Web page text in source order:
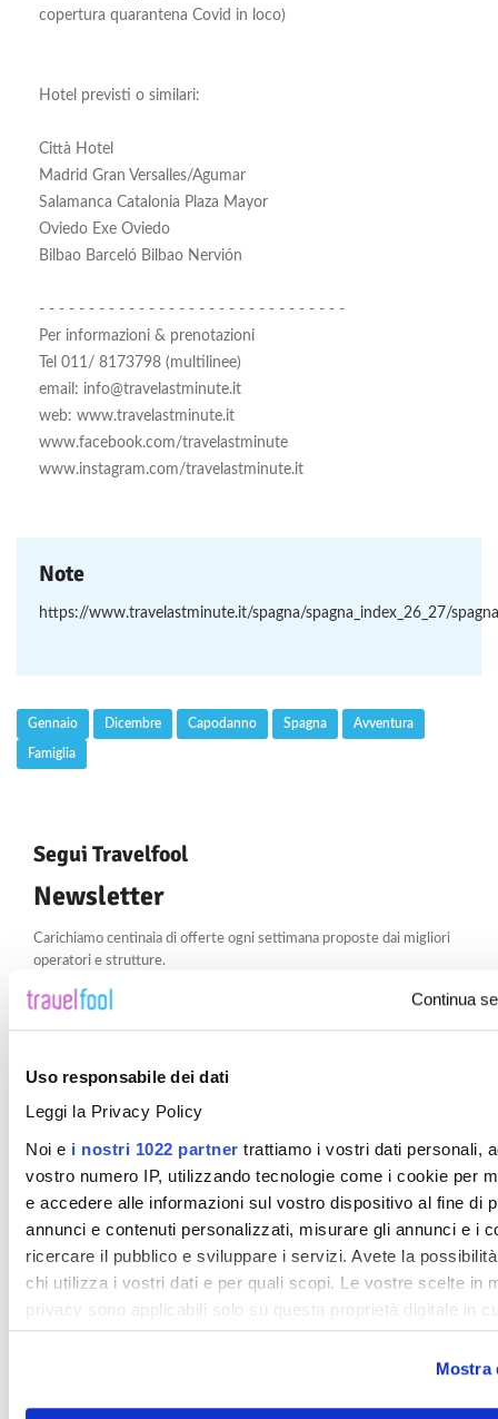
Continua
Uso responsabile dei dati
Leggi la Privacy Policy
Noi e i nostri 1022 partner trattiamo i vostri dati personali,
vostro numero IP, utilizzando tecnologie come i cookie per
e accedere alle informazioni sul vostro dispositivo al fine di
annunci e contenuti personalizzati, misurare gli annunci e i
ricercare il pubblico e sviluppare i servizi. Avete la
chi utilizza i vostri dati e per quali scopi. Le vostre scelte in
privacy sono applicabili solo su questa proprietà digitale in
effettuato le vostre scelte. È possibile modificare o revocare
consenso in qualsiasi momento dalla Dichiarazione suiMostra
copertura quarantena Covid in loco)
Hotel previsti o similari:
Città Hotel
Madrid Gran Versalles/Agumar
Salamanca Catalonia Plaza Mayor
Oviedo Exe Oviedo
Bilbao Barceló Bilbao Nervión
- - - - - - - - - - - - - - - - - - - - - - - - - - - - - - -
Per informazioni & prenotazioni
Tel 011/ 8173798 (multilinee)
email: info@travelastminute.it
web: www.travelastminute.it
www.facebook.com/travelastminute
www.instagram.com/travelastminute.it
Note
https://www.travelastminute.it/spagna/spagna_index_26_27/
Gennaio Dicembre Capodanno Spagna Avventura
Famiglia
Segui Travelfool
Newsletter
Carichiamo centinaia di offerte ogni settimana proposte dai migliori
operatori e strutture.
facebook.
Desidero ricevere la newsletter di
Procedendo confermo di aver preso visione dellaprivacy policy
Registrati